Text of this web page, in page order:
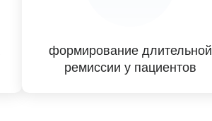
формирование длительной
ремиссии у пациентов